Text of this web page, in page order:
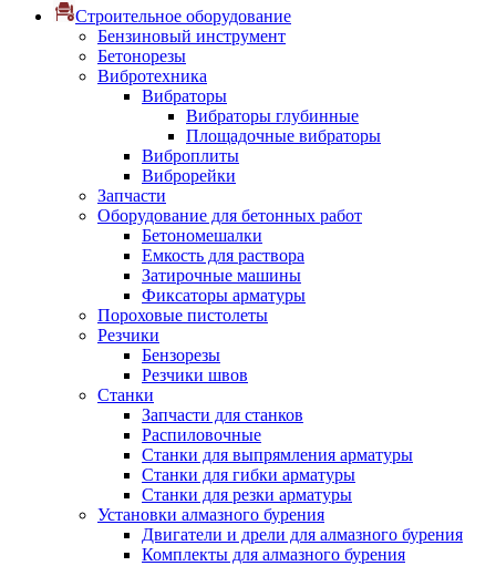
Строительное оборудование
Бензиновый инструмент
Бетонорезы
Вибротехника
Вибраторы
Вибраторы глубинные
Площадочные вибраторы
Виброплиты
Виброрейки
Запчасти
Оборудование для бетонных работ
Бетономешалки
Емкость для раствора
Затирочные машины
Фиксаторы арматуры
Пороховые пистолеты
Резчики
Бензорезы
Резчики швов
Станки
Запчасти для станков
Распиловочные
Станки для выпрямления арматуры
Станки для гибки арматуры
Станки для резки арматуры
Установки алмазного бурения
Двигатели и дрели для алмазного бурения
Комплекты для алмазного бурения